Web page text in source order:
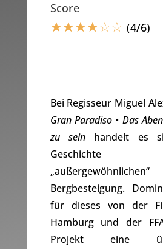
Score
☆☆☆☆☆☆ (4/6)
Bei Regisseur Miguel
Gran Paradiso • Das
zu sein handelt es
„außergewöhnlichen“
Bergbesteigung.
für dieses von der
Hamburg und der
Projekt eine